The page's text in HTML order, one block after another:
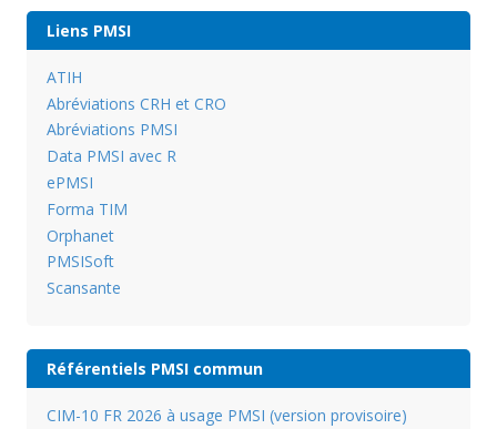
Liens PMSI
ATIH
Abréviations CRH et CRO
Abréviations PMSI
Data PMSI avec R
ePMSI
Forma TIM
Orphanet
PMSISoft
Scansante
Référentiels PMSI commun
CIM-10 FR 2026 à usage PMSI (version provisoire)